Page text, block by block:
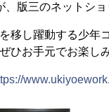
、版三のネットシ
移し躍動する少年
ひお手元でお楽し